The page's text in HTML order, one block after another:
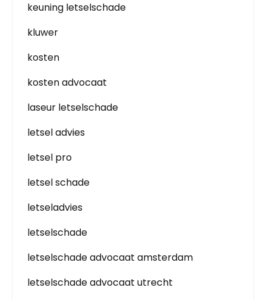
keuning letselschade
kluwer
kosten
kosten advocaat
laseur letselschade
letsel advies
letsel pro
letsel schade
letseladvies
letselschade
letselschade advocaat amsterdam
letselschade advocaat utrecht